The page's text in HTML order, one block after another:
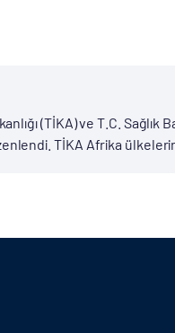
(TİKA) ve T.C. Sağlık
TİKA Afrika